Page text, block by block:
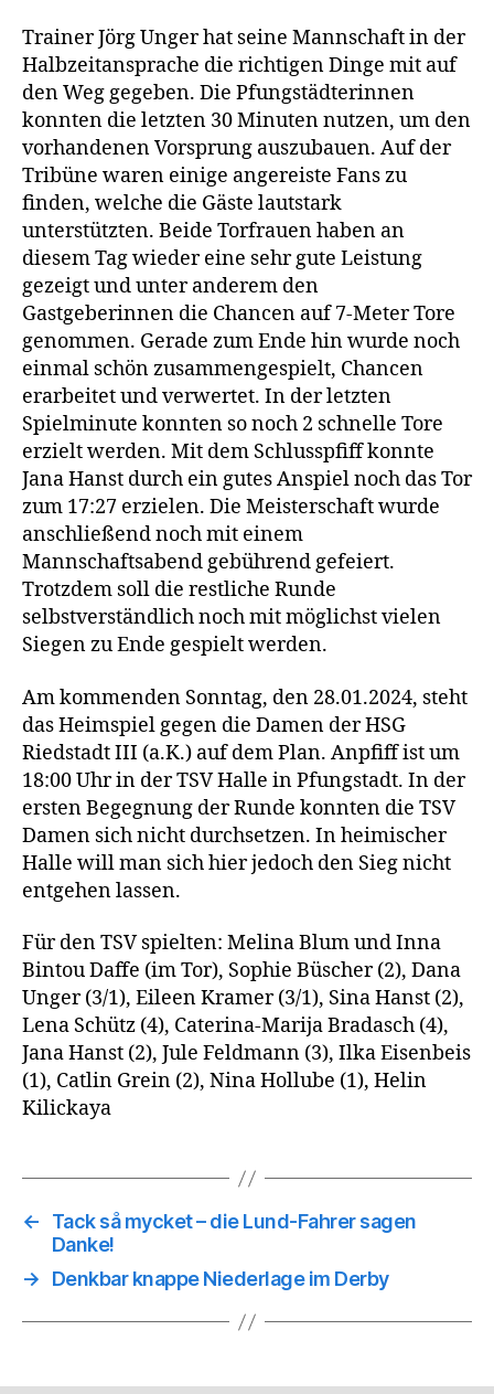
Trainer Jörg Unger hat seine Mannschaft in der
Halbzeitansprache die richtigen Dinge mit auf
den Weg gegeben. Die Pfungstädterinnen
konnten die letzten 30 Minuten nutzen, um den
vorhandenen Vorsprung auszubauen. Auf der
Tribüne waren einige angereiste Fans zu
finden, welche die Gäste lautstark
unterstützten. Beide Torfrauen haben an
diesem Tag wieder eine sehr gute Leistung
gezeigt und unter anderem den
Gastgeberinnen die Chancen auf 7-Meter Tore
genommen. Gerade zum Ende hin wurde noch
einmal schön zusammengespielt, Chancen
erarbeitet und verwertet. In der letzten
Spielminute konnten so noch 2 schnelle Tore
erzielt werden. Mit dem Schlusspfiff konnte
Jana Hanst durch ein gutes Anspiel noch das Tor
zum 17:27 erzielen. Die Meisterschaft wurde
anschließend noch mit einem
Mannschaftsabend gebührend gefeiert.
Trotzdem soll die restliche Runde
selbstverständlich noch mit möglichst vielen
Siegen zu Ende gespielt werden.
Am kommenden Sonntag, den 28.01.2024, steht
das Heimspiel gegen die Damen der HSG
Riedstadt III (a.K.) auf dem Plan. Anpfiff ist um
18:00 Uhr in der TSV Halle in Pfungstadt. In der
ersten Begegnung der Runde konnten die TSV
Damen sich nicht durchsetzen. In heimischer
Halle will man sich hier jedoch den Sieg nicht
entgehen lassen.
Für den TSV spielten: Melina Blum und Inna
Bintou Daffe (im Tor), Sophie Büscher (2), Dana
Unger (3/1), Eileen Kramer (3/1), Sina Hanst (2),
Lena Schütz (4), Caterina-Marija Bradasch (4),
Jana Hanst (2), Jule Feldmann (3), Ilka Eisenbeis
(1), Catlin Grein (2), Nina Hollube (1), Helin
Kilickaya
←
Tack så mycket – die Lund-Fahrer sagen
Danke!
→
Denkbar knappe Niederlage im Derby